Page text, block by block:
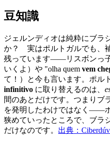
豆知識
ジェルンディオは純粋にブラ
か？ 実はポルトガルでも、
残っています——リスボンっ
いくよ）や "olha quem vem
て！）と今も言います。ポル
infinitivo に取り替えるのは、
間のあとだけです。つまりブ
を発明したわけではなく——
狭めていったところで、ブラ
だけなのです。 出典：